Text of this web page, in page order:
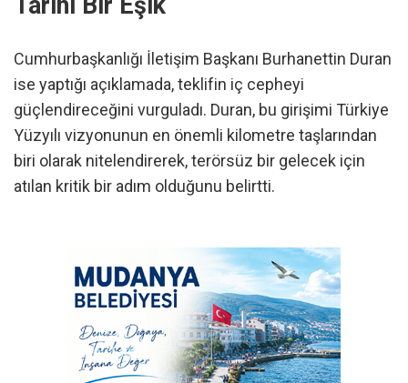
Tarihi Bir Eşik
Cumhurbaşkanlığı İletişim Başkanı Burhanettin Duran
ise yaptığı açıklamada, teklifin iç cepheyi
güçlendireceğini vurguladı. Duran, bu girişimi Türkiye
Yüzyılı vizyonunun en önemli kilometre taşlarından
biri olarak nitelendirerek, terörsüz bir gelecek için
atılan kritik bir adım olduğunu belirtti.